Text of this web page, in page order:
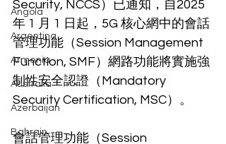
Angola
Argentina
Armenia
Australia
Azerbaijan
Bahrain
Security, NCCS）已通知，自2025
年 1 月 1 日起，5G 核心網中的會話
管理功能（Session Management
Function, SMF）網路功能將實施強
制性安全認證（Mandatory
Security Certification, MSC）。
會話管理功能（Session